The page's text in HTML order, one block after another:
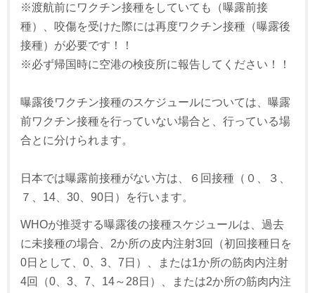
※渡航前にワクチン接種をしていても（曝露前接
種）、咬傷を受けた際には再度ワクチン接種（曝露後
接種）が必要です！！
※必ず帰国時に空港の検疫所に報告してください！！
曝露後ワクチン接種のスケジュールについては、曝露
前ワクチン接種を行っていない場合と、行っている場
合とに分けられます。
日本では曝露前接種がない方は、６回接種（０、３、
７、14、30、90日）を行います。
WHOが推奨する曝露後の接種スケジュールは、過去
に未接種の場合、2か所の皮内注射3回（初回接種日を
0日として、0、3、7日）、または1か所の筋肉内注射
4回（0、3、7、14～28日）、または2か所の筋肉内注